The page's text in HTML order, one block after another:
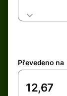
Převedeno na